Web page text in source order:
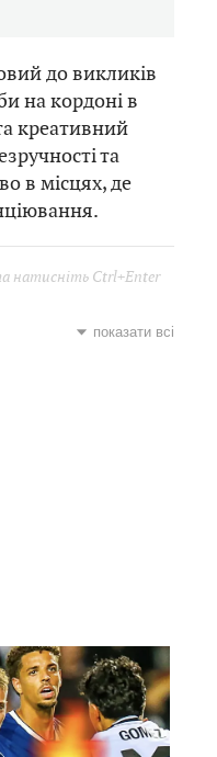
до викликів
на кордоні в
креативний
та
в місцях, де
натисніть Ctrl+Enter
показати всі